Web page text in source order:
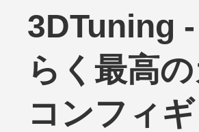
3DTuning
らく最高
コンフィ